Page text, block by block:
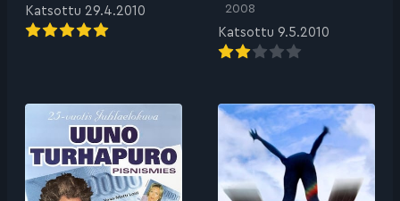
Katsottu 29.4.2010 2008
Katsottu 9.5.2010